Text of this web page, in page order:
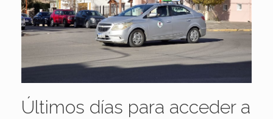
Últimos días para acceder a